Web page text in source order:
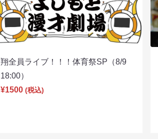
翔全員ライブ！！！体育祭SP（8/9
18:00）
¥1500 (税込)